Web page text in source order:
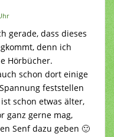
gerade, dass dieses
denn ich
Hörbücher.
schon dort einige
feststellen
schon etwas älter,
ganz gerne mag,
Senf dazu geben 🙂